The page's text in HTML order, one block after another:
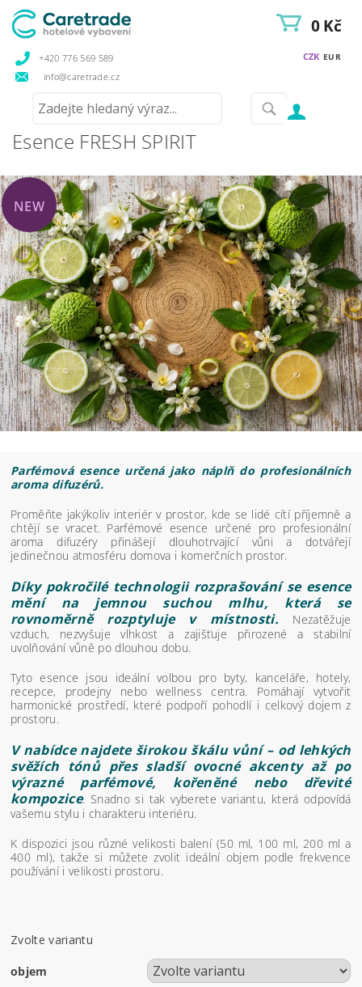
+420 776 569 589
info@caretrade.cz
CZK EUR
0 Kč
Esence FRESH SPIRIT
NEW
Parfémová esence určená jako náplň do profesionálních
aroma difuzérů.
Proměňte jakýkoliv interiér v prostor, kde se lidé cítí příjemně a
chtějí se vracet. Parfémové esence určené pro profesionální
aroma difuzéry přinášejí dlouhotrvající vůni a dotvářejí
jedinečnou atmosféru domova i komerčních prostor.
Díky pokročilé technologii rozprašování se esence
mění na jemnou suchou mlhu, která se
rovnoměrně rozptyluje v místnosti.
Nezatěžuje
vzduch, nezvyšuje vlhkost a zajišťuje přirozené a stabilní
uvolňování vůně po dlouhou dobu.
Tyto esence jsou ideální volbou pro byty, kanceláře, hotely,
recepce, prodejny nebo wellness centra. Pomáhají vytvořit
harmonické prostředí, které podpoří pohodlí i celkový dojem z
prostoru.
V nabídce najdete širokou škálu vůní – od lehkých
svěžích tónů přes sladší ovocné akcenty až po
výrazné parfémové, kořeněné nebo dřevité
kompozice. Snadno si tak vyberete variantu, která odpovídá
vašemu stylu i charakteru interiéru.
K dispozici jsou různé velikosti balení (50 ml, 100 ml, 200 ml a
400 ml), takže si můžete zvolit ideální objem podle frekvence
používání i velikosti prostoru.
Zvolte variantu
objem